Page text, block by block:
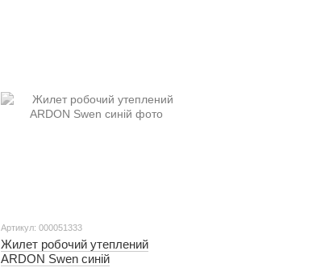
Артикул: 000051333
Жилет робочий утеплений
ARDON Swen синій